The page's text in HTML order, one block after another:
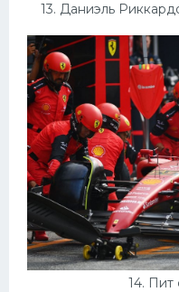
13. Даниэль
14. Пит